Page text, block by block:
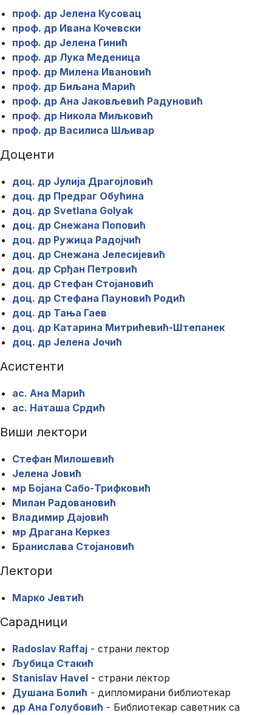
проф. др Јелена Кусовац
проф. др Ивана Кочевски
проф. др Јелена Гинић
проф. др Лука Меденица
проф. др Милена Ивановић
проф. др Биљана Марић
проф. др Ана Јаковљевић Радуновић
проф. др Никола Миљковић
проф. др Василиса Шљивар
Доценти
доц. др Јулија Драгојловић
доц. др Предраг Обућина
доц. др Svetlana Golyak
доц. др Снежана Поповић
доц. др Ружица Радојчић
доц. др Снежана Јелесијевић
доц. др Срђан Петровић
доц. др Стефан Стојановић
доц. др Стефана Пауновић Родић
доц. др Тања Гаев
доц. др Катарина Митрићевић-Штепанек
доц. др Јелена Јочић
Асистенти
ас. Ана Марић
ас. Наташа Срдић
Виши лектори
Стефан Милошевић
Јелена Јовић
мр Бојана Сабо-Трифковић
Милан Радовановић
Владимир Дајовић
мр Драгана Керкез
Бранислава Стојановић
Лектори
Марко Јевтић
Сарадници
Radoslav Raffaj - страни лектор
Љубица Стакић
Stanislav Havel - страни лектор
Душана Болић - дипломирани библиотекар
др Ана Голубовић - Библиотекар саветник са